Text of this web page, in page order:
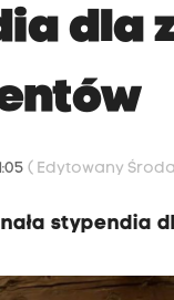
dla
( Edytowany
stypendia